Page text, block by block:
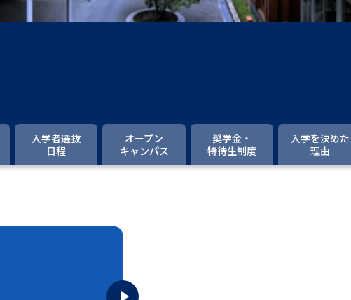
大学入学共通テスト「受験上の配慮案内」の請求
大学研究
新学年スタート号特集ページ（高2生用）
入学者選抜
日程
オープン
キャンパス
奨学金・
特待生制度
入学を決めた
理由